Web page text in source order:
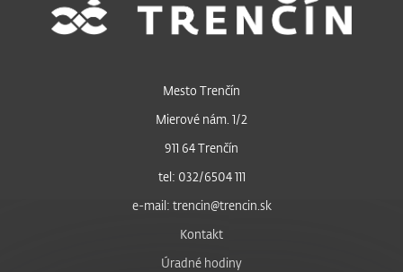
Mesto Trenčín
Mierové nám. 1/2
911 64 Trenčín
tel: 032/6504 111
e-mail: trencin@trencin.sk
Kontakt
Úradné hodiny